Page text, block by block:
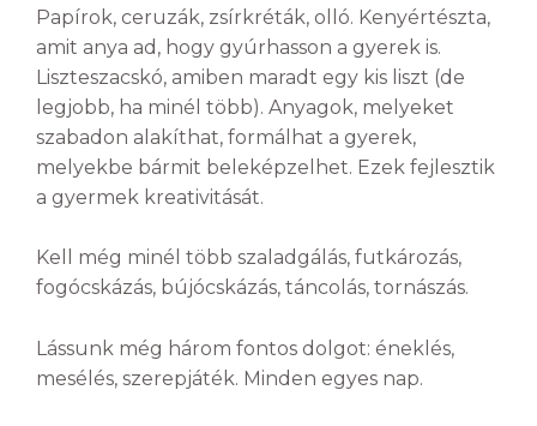
Papírok, ceruzák, zsírkréták, olló. Kenyértészta,
amit anya ad, hogy gyúrhasson a gyerek is.
Liszteszacskó, amiben maradt egy kis liszt (de
legjobb, ha minél több). Anyagok, melyeket
szabadon alakíthat, formálhat a gyerek,
melyekbe bármit beleképzelhet. Ezek fejlesztik
a gyermek kreativitását.
Kell még minél több szaladgálás, futkározás,
fogócskázás, bújócskázás, táncolás, tornászás.
Lássunk még három fontos dolgot: éneklés,
mesélés, szerepjáték. Minden egyes nap.